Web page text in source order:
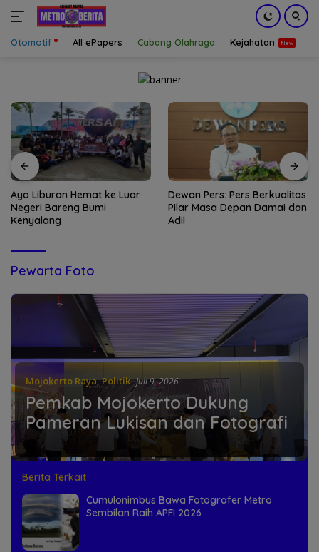
Otomotif All ePapers Cabang Olahraga Kejahatan
Ayo Liburan Hemat ke Luar
Negeri Bareng Bumi
Kenyalang
Dewan Pers: Pers Berkualitas
Pilar Masa Depan Damai dan
Adil
Pewarta Foto
Mojokerto Raya,Politik Juli 9, 2026
Pemkab Mojokerto Dukung
Pameran Lukisan dan Fotografi
Berita Terkait
Cumulonimbus Bawa Fotografer Metro
Sembilan Raih APFI 2026